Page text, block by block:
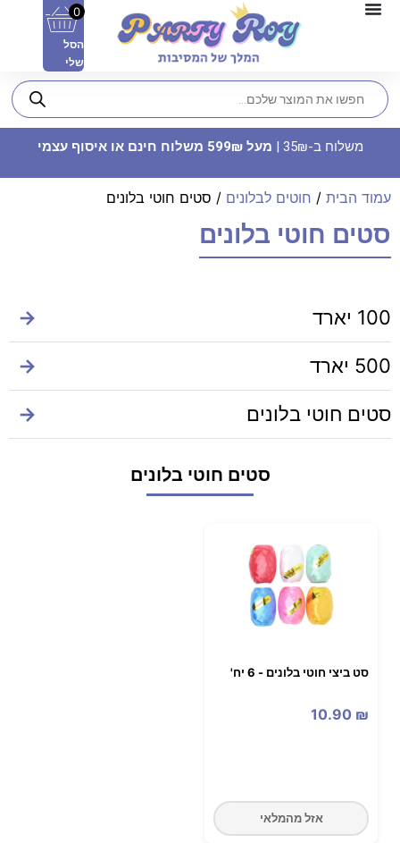
0
הסל
שלי
משלוח ב-35₪ | מעל 599₪ משלוח חינם או איסוף עצמי
עמוד הבית / חוטים לבלונים / סטים חוטי בלונים
סטים חוטי בלונים
100 יארד →
500 יארד →
סטים חוטי בלונים →
סטים חוטי בלונים
סט ביצי חוטי בלונים - 6 יח'
10.90 ₪
אזל מהמלאי